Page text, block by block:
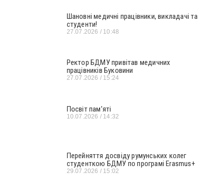
Шановні медичні працівники, викладачі та
студенти!
27.07.2026 10:48
Ректор БДМУ привітав медичних
працівників Буковини
27.07.2026 15:24
Посвіт пам’яті
10.07.2026 14:32
Перейняття досвіду румунських колег
студенткою БДМУ по програмі Erasmus+
29.07.2026 15:02